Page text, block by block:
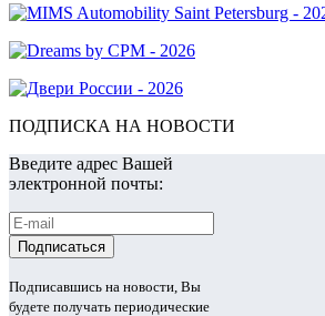
ПОДПИСКА НА НОВОСТИ
Введите адрес Вашей
электронной почты:
Подписавшись на новости, Вы
будете получать периодические